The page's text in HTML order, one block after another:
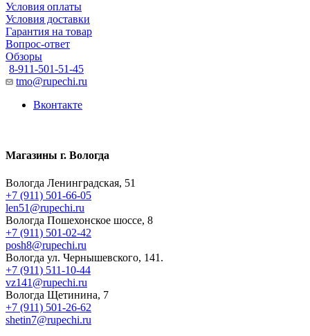
Условия оплаты
Условия доставки
Гарантия на товар
Вопрос-ответ
Обзоры
8-911-501-51-45
tmo@rupechi.ru
Вконтакте
Магазины г. Вологда
Вологда Ленинградская, 51
+7 (911) 501-66-05
len51@rupechi.ru
Вологда Пошехонское шоссе, 8
+7 (911) 501-02-42
posh8@rupechi.ru
Вологда ул. Чернышевского, 141.
+7 (911) 511-10-44
vz141@rupechi.ru
Вологда Щетинина, 7
+7 (911) 501-26-62
shetin7@rupechi.ru